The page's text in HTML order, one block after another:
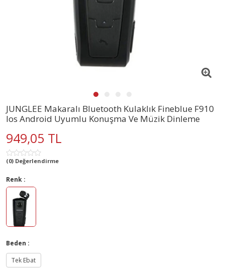
JUNGLEE Makaralı Bluetooth Kulaklık Fineblue F910
Ios Android Uyumlu Konuşma Ve Müzik Dinleme
949,05 TL
(0) Değerlendirme
Renk :
Beden :
Tek Ebat